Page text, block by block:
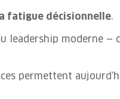
la fatigue décisionnelle.
leadership moderne
permettent